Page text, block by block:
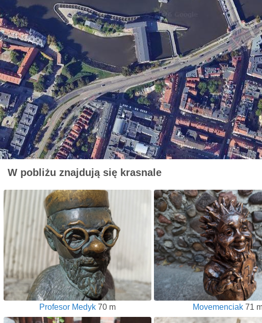
W pobliżu znajdują się krasnale
Profesor Medyk 70 m Movemenciak 71